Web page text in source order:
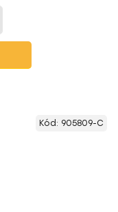
Kód: 905809-C